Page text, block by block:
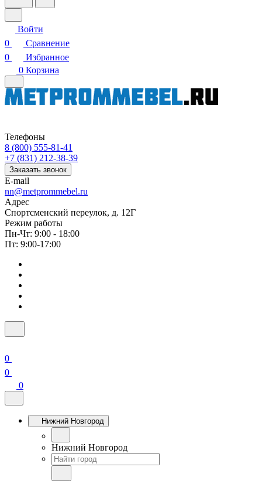
Войти
0
Сравнение
0
Избранное
0 Корзина
Телефоны
8 (800) 555-81-41
+7 (831) 212-38-39
Заказать звонок
E-mail
nn@metprommebel.ru
Адрес
Спортсменский переулок, д. 12Г
Режим работы
Пн-Чт: 9:00 - 18:00
Пт: 9:00-17:00
0
0
0
Нижний Новгород
Нижний Новгород